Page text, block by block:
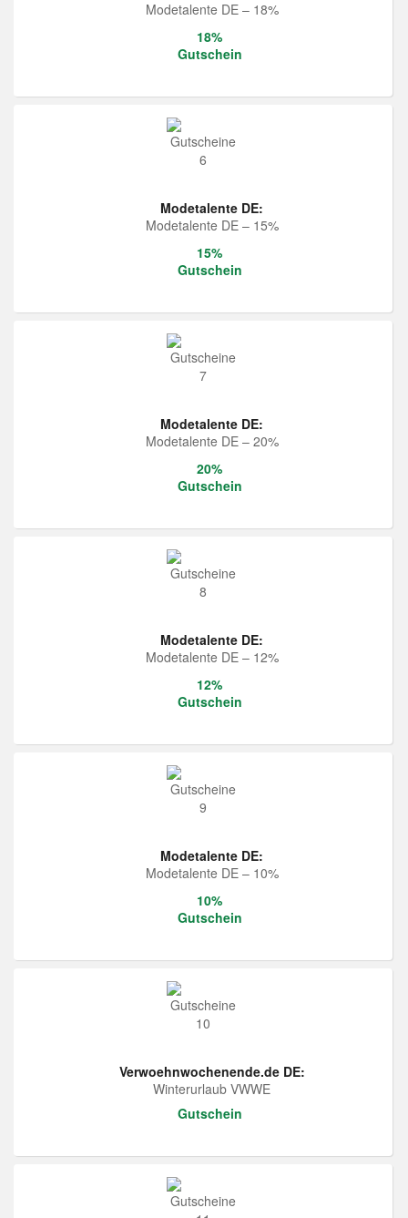
Modetalente DE – 18%
18%
Gutschein
Modetalente DE:
Modetalente DE – 15%
15%
Gutschein
Modetalente DE:
Modetalente DE – 20%
20%
Gutschein
Modetalente DE:
Modetalente DE – 12%
12%
Gutschein
Modetalente DE:
Modetalente DE – 10%
10%
Gutschein
Verwoehnwochenende.de DE:
Winterurlaub VWWE
Gutschein